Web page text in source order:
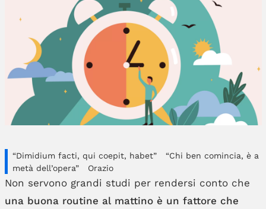
“Dimidium facti, qui coepit, habet” “Chi ben comincia, è a
metà dell’opera” Orazio
Non servono grandi studi per rendersi conto che
una buona routine al mattino è un fattore che